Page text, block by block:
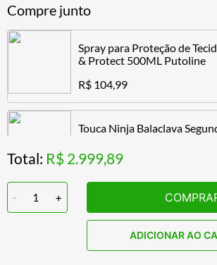
Compre junto
Spray para Proteção de
& Protect 500ML Putoline
R$ 104,99
Touca Ninja Balaclava
R$ 74,89
Total: R$ 2.999,89
- 1 +
ADICIONAR AO